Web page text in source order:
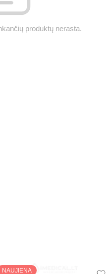
produktų nerasta.
NAUJIENA